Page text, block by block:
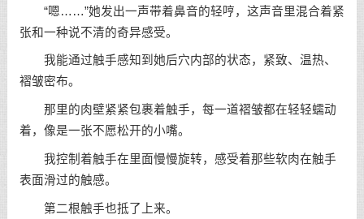
“嗯……”她发出一声带着鼻音的轻哼，这声音里混合着紧
张和一种说不清的奇异感受。
我能通过触手感知到她后穴内部的状态，紧致、温热、
褶皱密布。
那里的肉壁紧紧包裹着触手，每一道褶皱都在轻轻蠕动
着，像是一张不愿松开的小嘴。
我控制着触手在里面慢慢旋转，感受着那些软肉在触手
表面滑过的触感。
第二根触手也抵了上来。